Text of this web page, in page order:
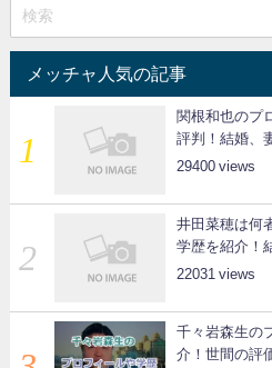
メッチャ人気の記事
関根和也のプ
評判！結婚、
29400
井田菜穂は何
学歴を紹介！
22031
千々岩森生の
介！世間の評